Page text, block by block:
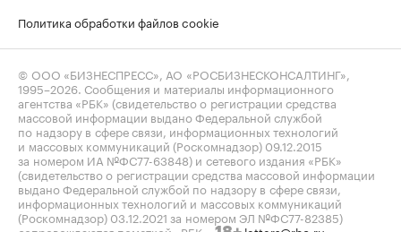
Политика обработки файлов cookie
© ООО «БИЗНЕСПРЕСС», АО «РОСБИЗНЕСКОНСАЛТИНГ»,
1995–2026 . Сообщения и материалы информационного
агентства «РБК» (свидетельство о регистрации средства
массовой информации выдано Федеральной службой
по надзору в сфере связи, информационных технологий
и массовых коммуникаций (Роскомнадзор) 09.12.2015
за номером ИА №ФС77-63848) и сетевого издания «РБК»
(свидетельство о регистрации средства массовой информации
выдано Федеральной службой по надзору в сфере связи,
информационных технологий и массовых коммуникаций
(Роскомнадзор) 03.12.2021 за номером ЭЛ №ФС77-82385)